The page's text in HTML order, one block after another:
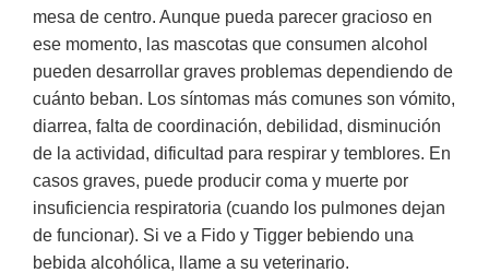
mesa de centro. Aunque pueda parecer gracioso en
ese momento, las mascotas que consumen alcohol
pueden desarrollar graves problemas dependiendo de
cuánto beban. Los síntomas más comunes son vómito,
diarrea, falta de coordinación, debilidad, disminución
de la actividad, dificultad para respirar y temblores. En
casos graves, puede producir coma y muerte por
insuficiencia respiratoria (cuando los pulmones dejan
de funcionar). Si ve a Fido y Tigger bebiendo una
bebida alcohólica, llame a su veterinario.